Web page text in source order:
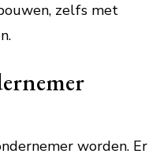
zelfs met
worden. Er